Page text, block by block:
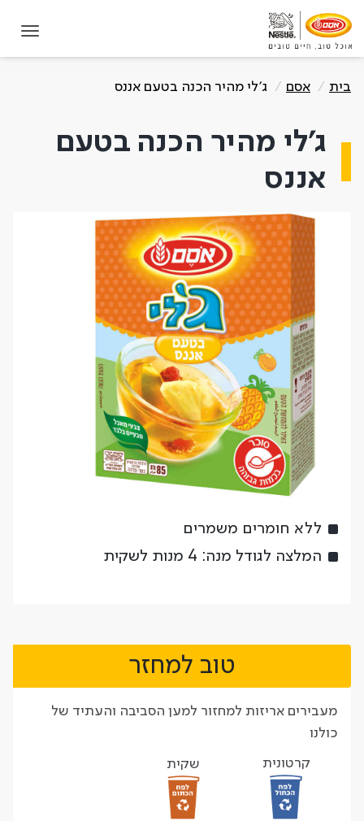
בית אסם ג'לי מהיר הכנה בטעם אננס
ג'לי מהיר הכנה בטעם
אננס
ללא חומרים משמרים
המלצה לגודל מנה: 4 מנות לשקית
טוב למחזר
מעבירים אריזות למחזור למען הסביבה והעתיד של
כולנו
קרטונית שקית